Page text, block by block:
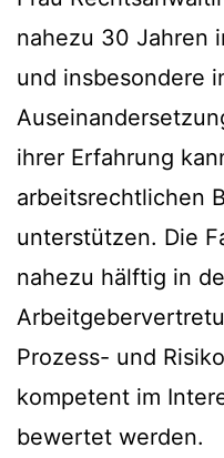
nahezu 30 Jahren
und insbesondere
ihrer Erfahrung
arbeitsrechtlichen
unterstützen. Die
nahezu hälftig in
Prozess- und
kompetent im
bewertet werden.